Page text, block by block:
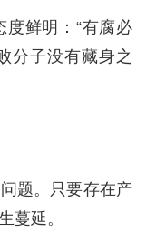
鲜明：“有腐必
分子没有藏身之
题。只要存在产
蔓延。